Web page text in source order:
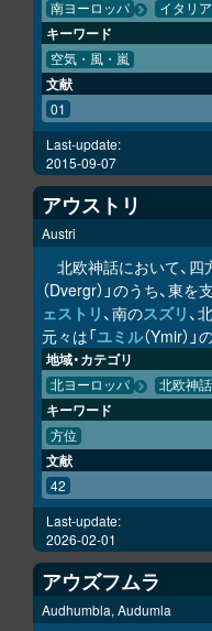
南ヨーロッパ イタリ
キーワード
空気・風・嵐
文献
01
Last-update:
2015-09-07
アウストリ
Austri
北欧神話において、四
（Dvergr）」のうち、東
ェストリ 、南のスズリ 、
元々は「ユミル（Ymir）
地域・カテゴリ
北ヨーロッパ 北欧神話
キーワード
方位
文献
42
Last-update:
2026-02-01
アウズフムラ
Audhumbla, Audumla